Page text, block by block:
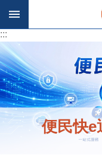
跳到主要內容區塊
:::
:::
便民快e